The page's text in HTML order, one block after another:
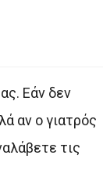
Εάν δεν
αν ο γιατρός
τις